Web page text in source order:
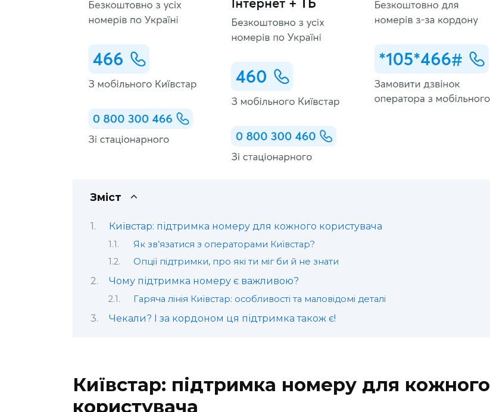
Зміст
Київстар: підтримка номеру для кожного користувача
Як зв’язатися з операторами Київстар?
Опції підтримки, про які ти міг би й не знати
Чому підтримка номеру є важливою?
Гаряча лінія Київстар: особливості та маловідомі деталі
Чекали? І за кордоном ця підтримка також є!
Київстар: підтримка номеру для кожного
користувача